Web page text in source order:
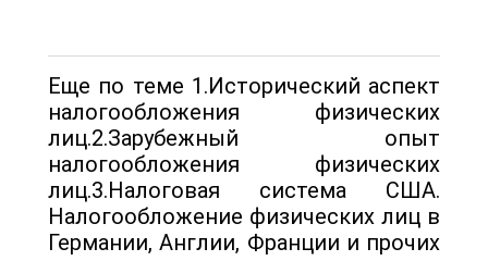
Еще по теме 1.Исторический аспект
налогообложения физических
лиц.2.Зарубежный опыт
налогообложения физических
лиц.3.Налоговая система США.
Налогообложение физических лиц в
Германии, Англии, Франции и прочих